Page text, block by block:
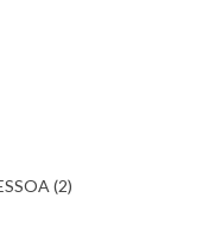
(2)